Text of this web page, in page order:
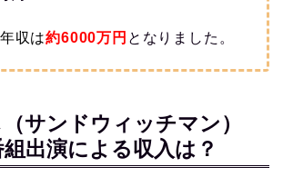
年収は約6000万円 となりました。
サンドウィッチマン）
出演による収入は？